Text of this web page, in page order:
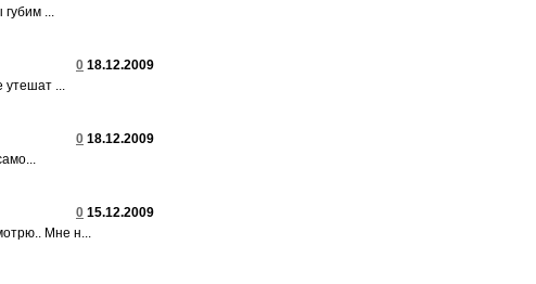
...
0 18.12.2009
утешат ...
0 18.12.2009
0 15.12.2009
Мне н...